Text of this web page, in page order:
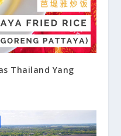
Thailand Yang